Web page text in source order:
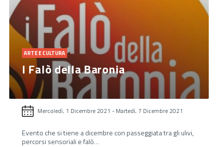
ARTE E CULTURA
I Falò della Baronia
Mercoledì, 1 Dicembre 2021 - Martedì, 7 Dicembre 2021
Evento che si tiene a dicembre con passeggiata tra gli ulivi,
percorsi sensoriali e falò…